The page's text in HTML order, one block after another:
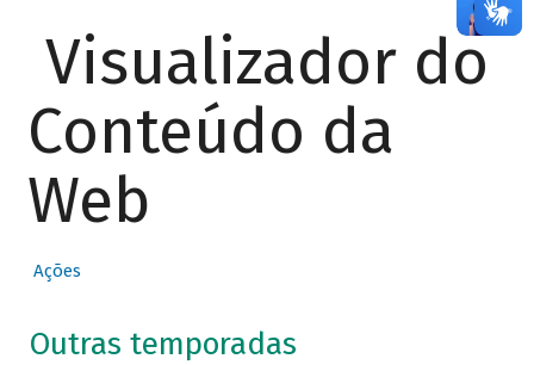
Visualizador do
Conteúdo da
Web
Ações
Outras temporadas